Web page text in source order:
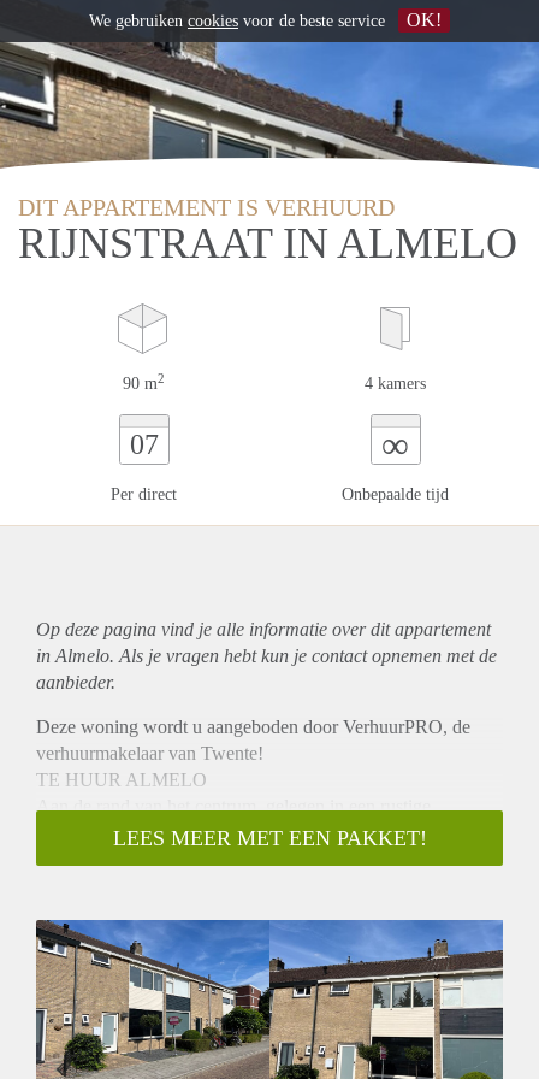
DIT APPARTEMENT IS VERHUURD
RIJNSTRAAT IN ALMELO
90 m2 4 kamers
07
Per direct
∞
Onbepaalde tijd
Op deze pagina vind je alle informatie over ditappartement
in Almelo. Als je vragen hebt kun je contact opnemen met de
aanbieder.
Deze woning wordt u aangeboden door VerhuurPRO, de
verhuurmakelaar van Twente!
TE HUUR ALMELO
Aan de rand van het centrum, gelegen in een rustige
woonomgeving, op loopafstand van 'De Gravenallee" en de
basisschool "de Windhoek" ligt deze
is uitgerust met nieuwe keukenapparatuur. De woning heeft 3
slaapkamers en een bergzolder, en een heerlijke tuin met
opbergschuur.
INDELING:
Begane grond:
Hal/entree met (hang)toilet, nieuwe meterkast, trapkast en
LEES MEER MET EEN PAKKET!
We gebruiken cookies voor de beste service OK!